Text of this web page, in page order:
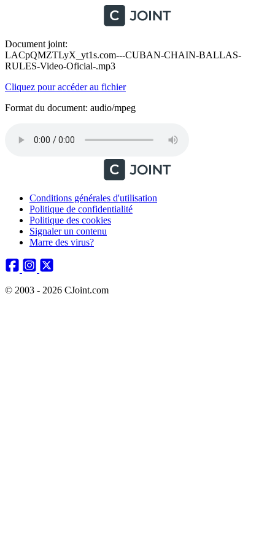
Document joint:
LACpQMZTLyX_yt1s.com---CUBAN-CHAIN-BALLAS-
RULES-Video-Oficial-.mp3
Cliquez pour accéder au fichier
Format du document: audio/mpeg
Conditions générales d'utilisation
Politique de confidentialité
Politique des cookies
Signaler un contenu
Marre des virus?
© 2003 - 2026 CJoint.com